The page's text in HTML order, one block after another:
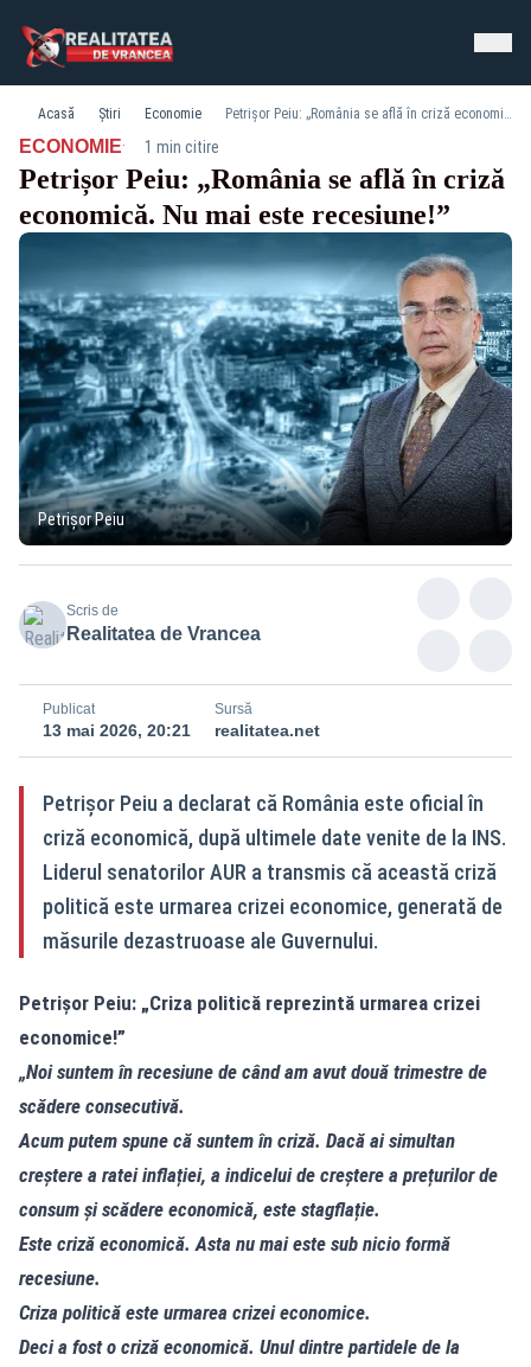
Acasă Știri Economie Petrișor Peiu: „România se află în criză economică. Nu mai este recesiune!”
ECONOMIE· 1 min citire
Petrișor Peiu: „România se află în criză
economică. Nu mai este recesiune!”
Petrișor Peiu
Scris de
Realitatea de Vrancea
Publicat
13 mai 2026, 20:21
Sursă
realitatea.net
Petrișor Peiu a declarat că România este oficial în
criză economică, după ultimele date venite de la INS.
Liderul senatorilor AUR a transmis că această criză
politică este urmarea crizei economice, generată de
măsurile dezastruoase ale Guvernului.
Petrișor Peiu: „Criza politică reprezintă urmarea crizei
economice!”
„Noi suntem în recesiune de când am avut două trimestre de
scădere consecutivă.
Acum putem spune că suntem în criză. Dacă ai simultan
creștere a ratei inflației, a indicelui de creștere a prețurilor de
consum și scădere economică, este stagflație.
Este criză economică. Asta nu mai este sub nicio formă
recesiune.
Criza politică este urmarea crizei economice.
Deci a fost o criză economică. Unul dintre partidele de la